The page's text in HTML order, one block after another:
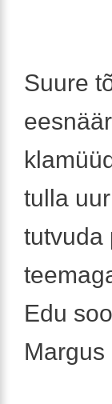
Suure
tulla
tutvuda
Edu
Margus